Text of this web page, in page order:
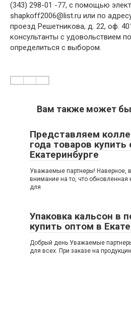
(343) 298-01 -77, с помощью
shapkoff2006@list.ru или по
проезд Решетникова, д. 22, оф.
консультанты с удовольствием
определиться с выбором.
Вам также может
Представляем
года товаров купить
Екатеринбурге
Уважаемые партнеры! Наверное,
внимание на то, что обновленная
для
Упаковка кальсон в
купить оптом в
Добрый день Уважаемые
для всех. При заказе на